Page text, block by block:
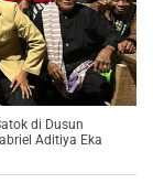
di Dusun
Aditiya Eka